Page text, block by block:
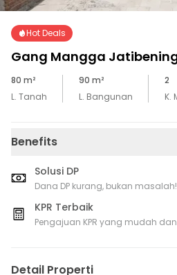
Hot Deals
Gang Mangga
80 m²
L. Tanah
90 m²
L. Bangunan
2
K.
Benefits
Solusi DP
Dana DP kurang, bukan masalah!
KPR Terbaik
Pengajuan KPR yang mudah
Detail Properti